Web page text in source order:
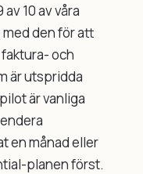
10 av våra
den för att
och
är utspridda
är vanliga
en månad eller
planen först.